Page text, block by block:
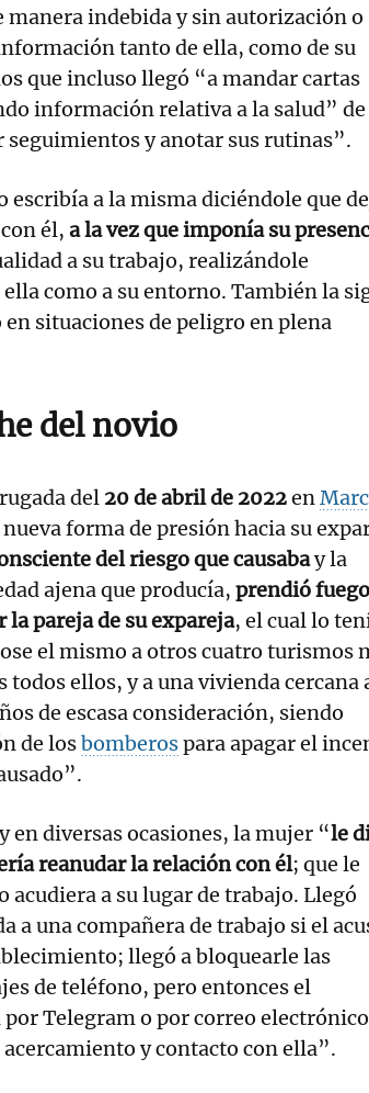
manera indebida y sin autorización o
tanto de ella, como de su
que incluso llegó “a mandar cartas
información relativa a la salud” de
seguimientos y anotar sus rutinas”.
escribía a la misma diciéndole que
él, a la vez que imponía su
a su trabajo, realizándole
como a su entorno. También la
en situaciones de peligro en plena
del novio
del 20 de abril de 2022en
forma de presión hacia su
del riesgo que causabay la
ajena que producía, prendió
pareja de su expareja, el cual lo
el mismo a otros cuatro turismos
ellos, y a una vivienda cercana
de escasa consideración, siendo
de losbomberospara apagar el
en diversas ocasiones, la mujer “le
reanudar la relación con él; que le
acudiera a su lugar de trabajo. Llegó
a una compañera de trabajo si el
llegó a bloquearle las
de teléfono, pero entonces el
por Telegram o por correo electrónico
y contacto con ella”.